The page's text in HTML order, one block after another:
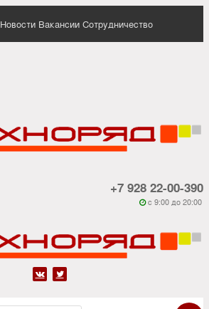
Новости Вакансии Сотрудничество
+7 928 22-00-390
 c 9:00 до 20:00
 